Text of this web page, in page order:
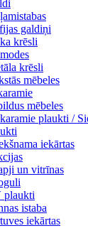
galdiņi
krēsli
krēsli
mēbeles
mēbeles
plaukti /
iekārtas
un vitrīnas
plaukti
istaba
iekārtas